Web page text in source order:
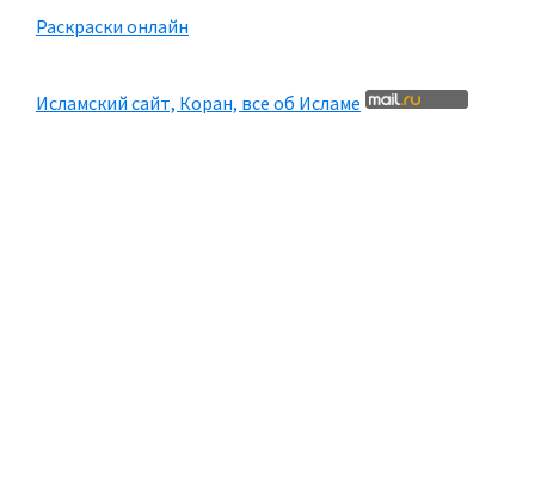
Раскраски онлайн
Исламский сайт, Коран, все об Исламе